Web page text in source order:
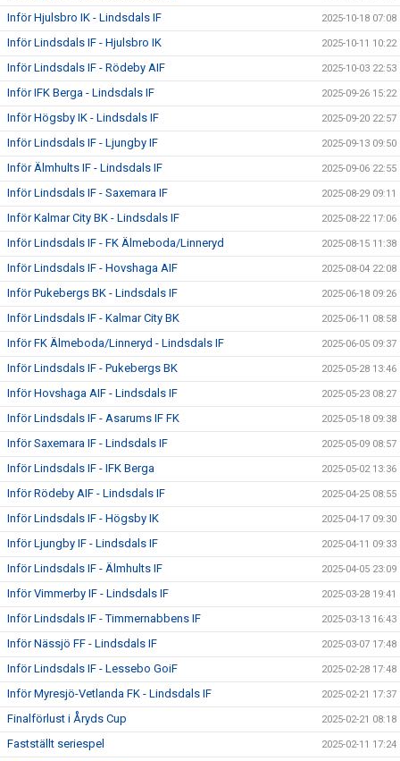
Inför Hjulsbro IK - Lindsdals IF 2025-10-18 07:08
Inför Lindsdals IF - Hjulsbro IK 2025-10-11 10:22
Inför Lindsdals IF - Rödeby AIF 2025-10-03 22:53
Inför IFK Berga - Lindsdals IF 2025-09-26 15:22
Inför Högsby IK - Lindsdals IF 2025-09-20 22:57
Inför Lindsdals IF - Ljungby IF 2025-09-13 09:50
Inför Älmhults IF - Lindsdals IF 2025-09-06 22:55
Inför Lindsdals IF - Saxemara IF 2025-08-29 09:11
Inför Kalmar City BK - Lindsdals IF 2025-08-22 17:06
Inför Lindsdals IF - FK Älmeboda/Linneryd 2025-08-15 11:38
Inför Lindsdals IF - Hovshaga AIF 2025-08-04 22:08
Inför Pukebergs BK - Lindsdals IF 2025-06-18 09:26
Inför Lindsdals IF - Kalmar City BK 2025-06-11 08:58
Inför FK Älmeboda/Linneryd - Lindsdals IF 2025-06-05 09:37
Inför Lindsdals IF - Pukebergs BK 2025-05-28 13:46
Inför Hovshaga AIF - Lindsdals IF 2025-05-23 08:27
Inför Lindsdals IF - Asarums IF FK 2025-05-18 09:38
Inför Saxemara IF - Lindsdals IF 2025-05-09 08:57
Inför Lindsdals IF - IFK Berga 2025-05-02 13:36
Inför Rödeby AIF - Lindsdals IF 2025-04-25 08:55
Inför Lindsdals IF - Högsby IK 2025-04-17 09:30
Inför Ljungby IF - Lindsdals IF 2025-04-11 09:33
Inför Lindsdals IF - Älmhults IF 2025-04-05 23:09
Inför Vimmerby IF - Lindsdals IF 2025-03-28 19:41
Inför Lindsdals IF - Timmernabbens IF 2025-03-13 16:43
Inför Nässjö FF - Lindsdals IF 2025-03-07 17:48
Inför Lindsdals IF - Lessebo GoiF 2025-02-28 17:48
Inför Myresjö-Vetlanda FK - Lindsdals IF 2025-02-21 17:37
Finalförlust i Åryds Cup 2025-02-21 08:18
Fastställt seriespel 2025-02-11 17:24